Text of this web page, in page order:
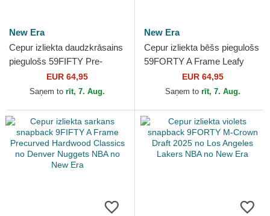
New Era
Cepur izliekta daudzkrāsains
piegulošs 59FIFTY Pre-
Curved Jacquard Chenille no
Chicago Bulls NBA...
EUR 64,95
Saņem to rīt, 7. Aug.
New Era
Cepur izliekta bēšs piegulošs
59FORTY A Frame Leafy
Palm no Los Angeles Lakers
NBA no New Era
EUR 64,95
Saņem to rīt, 7. Aug.